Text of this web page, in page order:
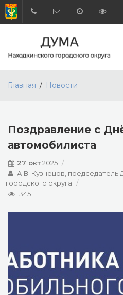
Главная Новости
Поздравление с
автомобилиста
27 окт2025
А.В. Кузнецов, председатель
городского округа
345